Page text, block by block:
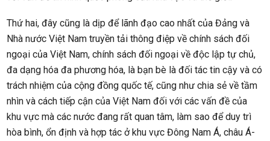
Thứ hai, đây cũng là dịp để lãnh đạo cao nhất của Đảng và
Nhà nước Việt Nam truyền tải thông điệp về chính sách đối
ngoại của Việt Nam, chính sách đối ngoại về độc lập tự chủ,
đa dạng hóa đa phương hóa, là bạn bè là đối tác tin cậy và có
trách nhiệm của cộng đồng quốc tế, cũng như chia sẻ về tầm
nhìn và cách tiếp cận của Việt Nam đối với các vấn đề của
khu vực mà các nước đang rất quan tâm, làm sao để duy trì
hòa bình, ổn định và hợp tác ở khu vực Đông Nam Á, châu Á-